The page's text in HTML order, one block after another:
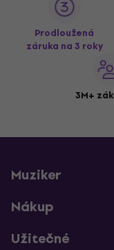
Prodloužená
záruka na 3 roky
3M+
Muziker
Nákup
Užitečné